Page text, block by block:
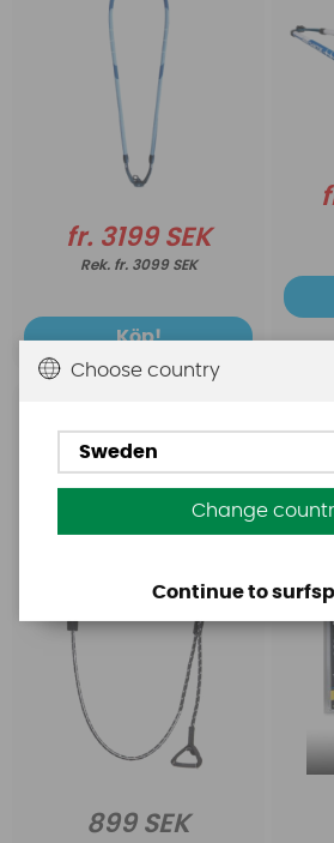
fr. 3199 SEK
fr. 3099 SEK
Köp!
Chinook race
hängselelinor
899 SEK
Choose country
Sweden
Change
Continue to